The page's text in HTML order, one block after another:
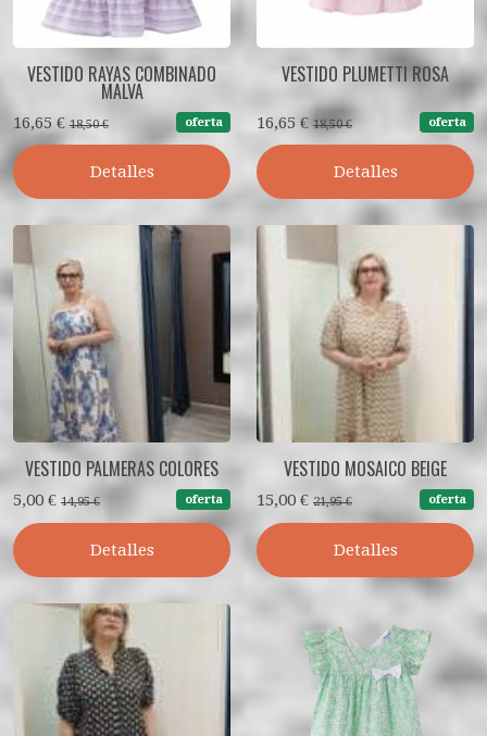
VESTIDO RAYAS COMBINADO
MALVA
16,65 € 18,50 € oferta
Detalles
VESTIDO PLUMETTI ROSA
16,65 € 18,50 € oferta
Detalles
VESTIDO PALMERAS COLORES
5,00 € 14,95 € oferta
Detalles
VESTIDO MOSAICO BEIGE
15,00 € 21,95 € oferta
Detalles